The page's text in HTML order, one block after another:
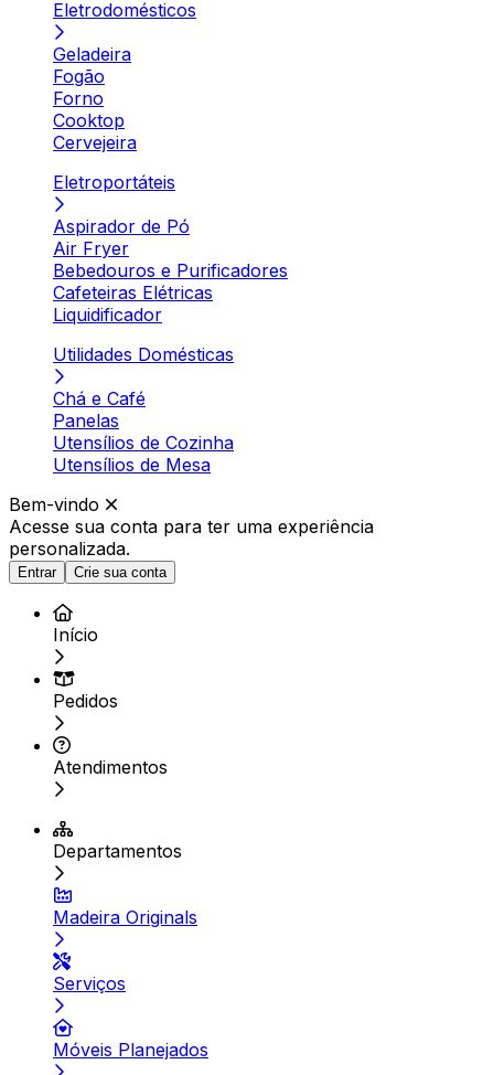
Eletrodomésticos
Geladeira
Fogão
Forno
Cooktop
Cervejeira
Eletroportáteis
Aspirador de Pó
Air Fryer
Bebedouros e Purificadores
Cafeteiras Elétricas
Liquidificador
Utilidades Domésticas
Chá e Café
Panelas
Utensílios de Cozinha
Utensílios de Mesa
Bem-vindo
Acesse sua conta para ter uma experiência
personalizada.
Entrar Crie sua conta
Início
Pedidos
Atendimentos
Departamentos
Madeira Originals
Serviços
Móveis Planejados